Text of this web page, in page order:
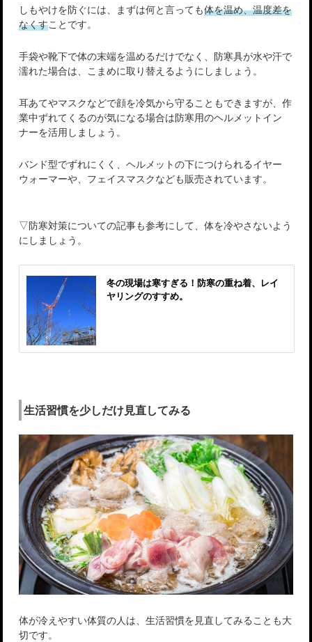
しもやけを防ぐには、まずは何と言っても体を温め、温度差を
なくすことです。
手袋や靴下で体の末端を温めるだけでなく、防寒具が水や汗で
濡れた場合は、こまめに取り替えるようにしましょう。
耳あてやマスクなどで顔を冷気から守ることもできますが、作
業中ずれてくるのが気になる場合は防寒用のヘルメットイン
ナーを活用しましょう。
バンド型でずれにくく、ヘルメットの下につけられるイヤー
ウォーマーや、フェイスマスクなども販売されています。
▽防寒対策についての記事も参考にして、体を冷やさないよう
にしましょう。
冬の現場は寒すぎる！防寒の重ね着、レイ
ヤリングのすすめ。
生活習慣を少しだけ見直してみる
体が冷えやすい体質の人は、生活習慣を見直してみることも大
切です。